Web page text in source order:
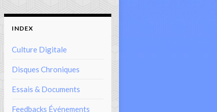
INDEX
Culture Digitale
Disques Chroniques
Essais & Documents
Feedbacks Événements